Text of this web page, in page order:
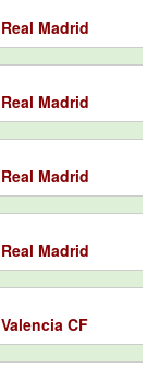
Real Madrid
Real Madrid
Real Madrid
Real Madrid
Valencia CF